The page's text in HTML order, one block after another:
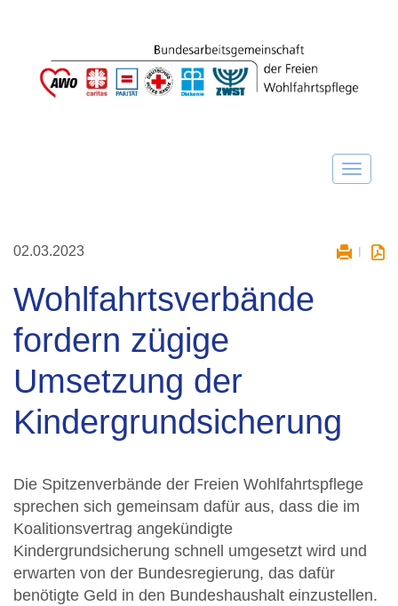
02.03.2023
Wohlfahrtsverbände
fordern zügige
Umsetzung der
Kindergrundsicherung
Die Spitzenverbände der Freien Wohlfahrtspflege
sprechen sich gemeinsam dafür aus, dass die im
Koalitionsvertrag angekündigte
Kindergrundsicherung schnell umgesetzt wird und
erwarten von der Bundesregierung, das dafür
benötigte Geld in den Bundeshaushalt einzustellen.